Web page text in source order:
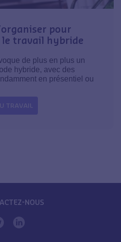
pour
le travail hybride
de plus en plus un
hybride, avec des
en présentiel ou
TRAVAIL
NOUS